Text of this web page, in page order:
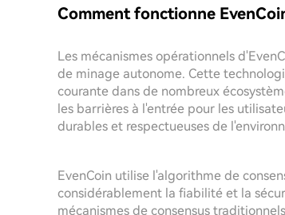
Comment fonctionne
Les mécanismes opérationnels
de minage autonome. Cette
courante dans de nombreux
les barrières à l'entrée pour les
durables et respectueuses de
EvenCoin utilise l'algorithme de
considérablement la fiabilité et la
mécanismes de consensus